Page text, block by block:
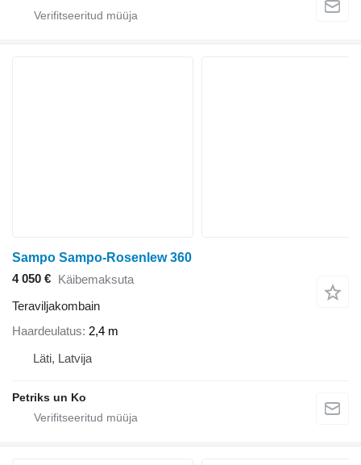
Sampo Sampo-Rosenlew 360
4 050 € Käibemaksuta
Teraviljakombain
Haardeulatus 2,4 m
Läti, Latvija
Petriks un Ko